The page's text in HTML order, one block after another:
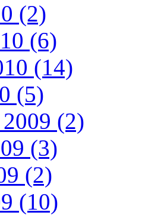
(2)
(6)
(14)
(5)
(2)
(3)
(2)
(10)